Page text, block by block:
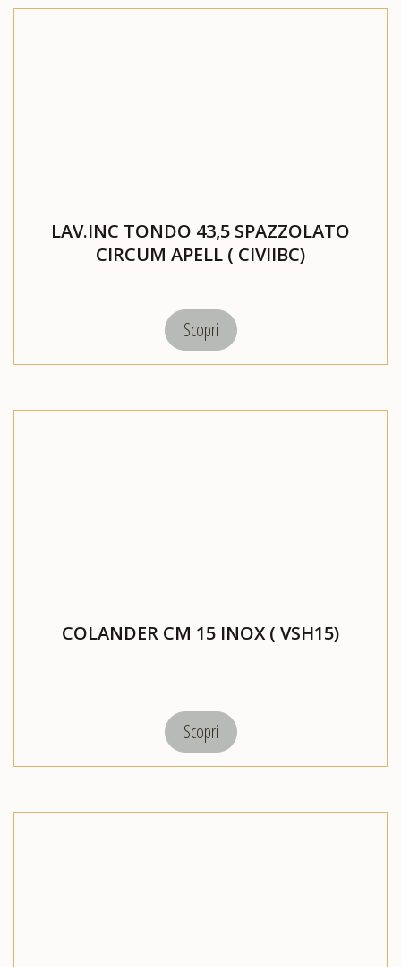
LAV.INC TONDO 43,5 SPAZZOLATO
CIRCUM APELL ( CIVIIBC)
Scopri
COLANDER CM 15 INOX ( VSH15)
Scopri